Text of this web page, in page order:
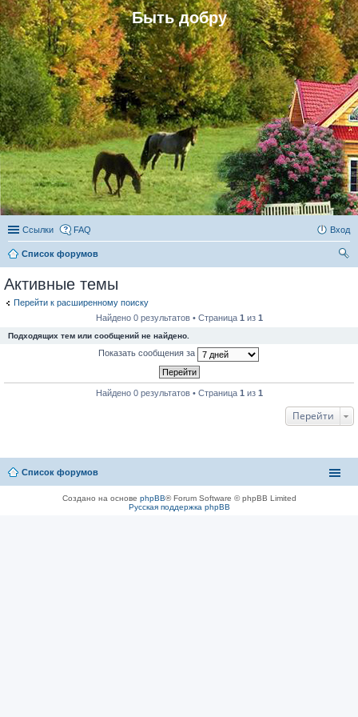
Быть добру
Ссылки FAQ Вход
Список форумов
Активные темы
Перейти к расширенному поиску
Найдено 0 результатов • Страница 1 из 1
Подходящих тем или сообщений не найдено.
Показать сообщения за
Найдено 0 результатов • Страница 1 из 1
Перейти
Список форумов
Создано на основе phpBB® Forum Software © phpBB Limited
Русская поддержка phpBB